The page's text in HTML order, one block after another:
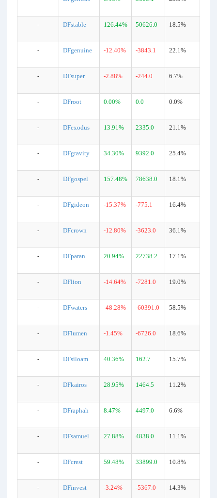
- DFstable 126.44% 50626.0 18.5%
- DFgenuine -12.40% -3843.1 22.1%
- DFsuper -2.88% -244.0 6.7%
- DFroot 0.00% 0.0 0.0%
- DFexodus 13.91% 2335.0 21.1%
- DFgravity 34.30% 9392.0 25.4%
- DFgospel 157.48% 78638.0 18.1%
- DFgideon -15.37% -775.1 16.4%
- DFcrown -12.80% -3623.0 36.1%
- DFparan 20.94% 22738.2 17.1%
- DFlion -14.64% -7281.0 19.0%
- DFwaters -48.28% -60391.0 58.5%
- DFlumen -1.45% -6726.0 18.6%
- DFsiloam 40.36% 162.7 15.7%
- DFkairos 28.95% 1464.5 11.2%
- DFraphah 8.47% 4497.0 6.6%
- DFsamuel 27.88% 4838.0 11.1%
- DFcrest 59.48% 33899.0 10.8%
- DFinvest -3.24% -5367.0 14.3%